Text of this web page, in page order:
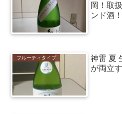
岡！取
ンド酒！
フルーティタイプ
神雷 夏
が両立